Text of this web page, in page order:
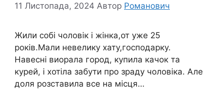
11 Листопада, 2024 Автор Романович
Жили собі чоловік і жінка,от уже 25
років.Мали невелику хату,господарку.
Навесні виорала город, купила качок та
курей, і хотіла забути про зраду чоловіка. Але
доля розставила все на місця…